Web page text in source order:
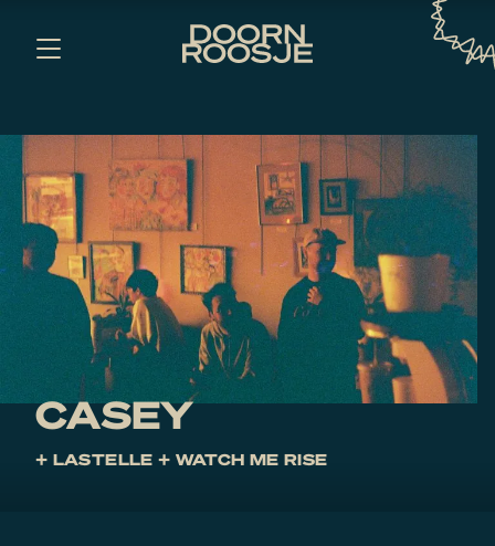
CASEY
+ LASTELLE + WATCH ME RISE